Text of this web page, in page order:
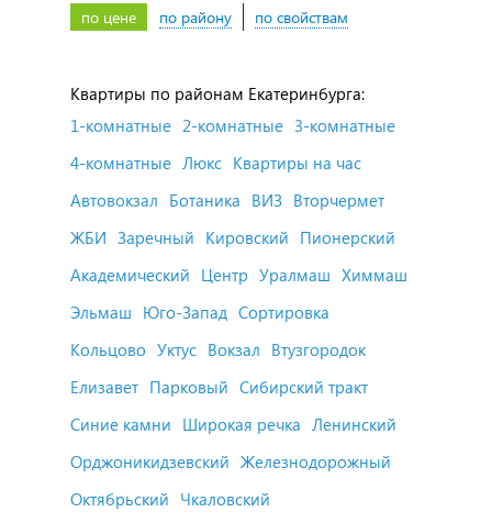
по цене по району по свойствам
Квартиры по районам Екатеринбурга:
1-комнатные 2-комнатные 3-комнатные
4-комнатные Люкс Квартиры на час
Автовокзал Ботаника ВИЗ Вторчермет
ЖБИ Заречный Кировский Пионерский
Академический Центр Уралмаш Химмаш
Эльмаш Юго-Запад Сортировка
Кольцово Уктус Вокзал Втузгородок
Елизавет Парковый Сибирский тракт
Синие камни Широкая речка Ленинский
Орджоникидзевский Железнодорожный
Октябрьский Чкаловский